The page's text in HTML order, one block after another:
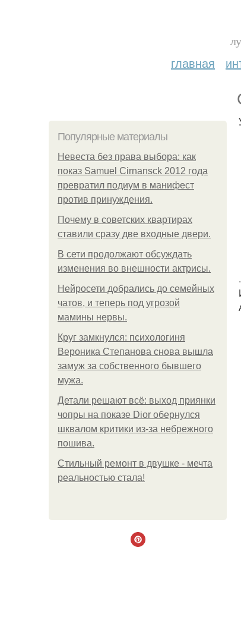
главная
Популярные материалы
Невеста без права выбора: как
показ Samuel Cirnansck 2012 года
превратил подиум в манифест
против принуждения.
Почему в советских квартирах
ставили сразу две входные двери.
В сети продолжают обсуждать
изменения во внешности актрисы.
Нейросети добрались до семейных
чатов, и теперь под угрозой
мамины нервы.
Круг замкнулся: психологиня
Вероника Степанова снова вышла
замуж за собственного бывшего
мужа.
Детали решают всё: выход приянки
чопры на показе Dior обернулся
шквалом критики из-за небрежного
пошива.
Стильный ремонт в двушке - мечта
реальностью стала!
.